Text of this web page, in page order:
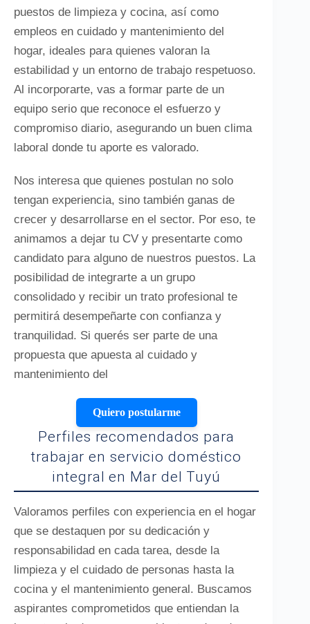
puestos de limpieza y cocina, así como
empleos en cuidado y mantenimiento del
hogar, ideales para quienes valoran la
estabilidad y un entorno de trabajo respetuoso.
Al incorporarte, vas a formar parte de un
equipo serio que reconoce el esfuerzo y
compromiso diario, asegurando un buen clima
laboral donde tu aporte es valorado.
Nos interesa que quienes postulan no solo
tengan experiencia, sino también ganas de
crecer y desarrollarse en el sector. Por eso, te
animamos a dejar tu CV y presentarte como
candidato para alguno de nuestros puestos. La
posibilidad de integrarte a un grupo
consolidado y recibir un trato profesional te
permitirá desempeñarte con confianza y
tranquilidad. Si querés ser parte de una
propuesta que apuesta al cuidado y
mantenimiento del
Quiero postularme
Perfiles recomendados para
trabajar en servicio doméstico
integral en Mar del Tuyú
Valoramos perfiles con experiencia en el hogar
que se destaquen por su dedicación y
responsabilidad en cada tarea, desde la
limpieza y el cuidado de personas hasta la
cocina y el mantenimiento general. Buscamos
aspirantes comprometidos que entiendan la